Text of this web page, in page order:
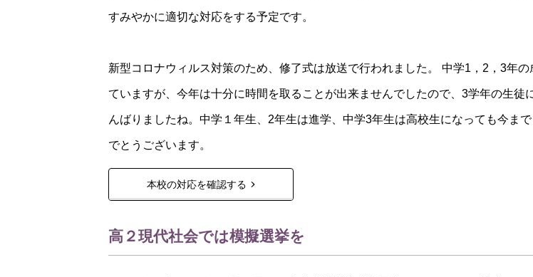
すみやかに適切な対応をする予定です。
新型コロナウィルス対策のため、修了式は放送で行われました。 中学1，2，3年
ていますが、今年は十分に時間を取ることが出来ませんでしたので、3学年の生
んばりましたね。中学１年生、2年生は進学、中学3年生は高校生になっても今ま
でとうございます。
本校の対応を確認する
高２現代社会では模擬選挙を